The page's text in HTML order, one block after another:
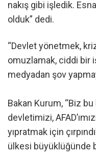
nakış gibi işledik.
olduk” dedi.
“Devlet yönetmek,
omuzlamak, ciddi bir
medyadan şov
Bakan Kurum, “Biz
devletimizi,
yıpratmak için
ülkesi büyüklüğünde